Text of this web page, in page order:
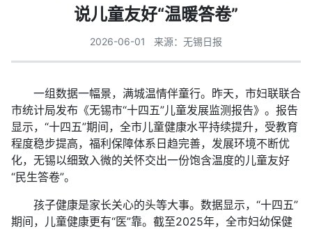
说儿童友好“温暖答卷”
2026-06-01 来源：无锡日报
一组数据一幅景，满城温情伴童行。昨天，市妇联联合
市统计局发布《无锡市“十四五”儿童发展监测报告》。报告
显示，“十四五”期间，全市儿童健康水平持续提升，受教育
程度稳步提高，福利保障体系日趋完善，发展环境不断优
化，无锡以细致入微的关怀交出一份饱含温度的儿童友好
“民生答卷”。
孩子健康是家长关心的头等大事。数据显示，“十四五”
期间，儿童健康更有“医”靠。截至2025年，全市妇幼保健